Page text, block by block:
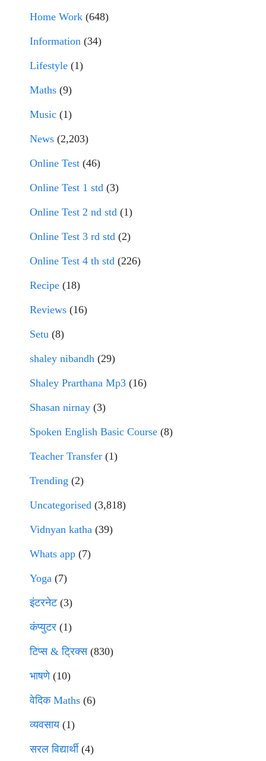
Home Work (648)
Information (34)
Lifestyle (1)
Maths (9)
Music (1)
News (2,203)
Online Test (46)
Online Test 1 std (3)
Online Test 2 nd std (1)
Online Test 3 rd std (2)
Online Test 4 th std (226)
Recipe (18)
Reviews (16)
Setu (8)
shaley nibandh (29)
Shaley Prarthana Mp3 (16)
Shasan nirnay (3)
Spoken English Basic Course (8)
Teacher Transfer (1)
Trending (2)
Uncategorised (3,818)
Vidnyan katha (39)
Whats app (7)
Yoga (7)
इंटरनेट(3)
कंप्युटर (1)
टिप्स & ट्रिक्स(830)
भाषणे(10)
वेदिक Maths (6)
व्यवसाय(1)
सरल विद्यार्थी(4)